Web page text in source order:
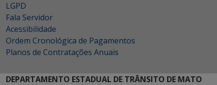
LGPD
Fala Servidor
Acessibilidade
Ordem Cronológica de Pagamentos
Planos de Contratações Anuais
DEPARTAMENTO ESTADUAL DE TRÂNSITO DE MATO